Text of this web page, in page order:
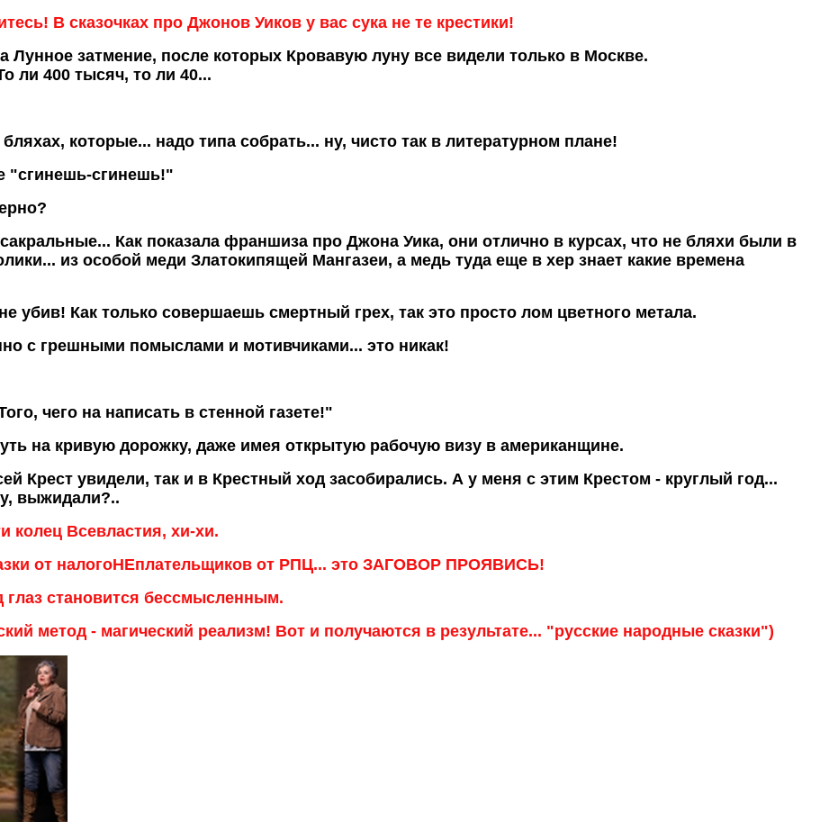
В сказочках про Джонов Уиков у вас сука не те крестики!
затмение, после которых Кровавую луну все видели только в Москве.
ли 400 тысяч, то ли 40...
которые... надо типа собрать... ну, чисто так в литературном плане!
"сгинешь-сгинешь!"
Как показала франшиза про Джона Уика, они отлично в курсах, что не бляхи были в
из особой меди Златокипящей Мангазеи, а медь туда еще в хер знает какие времена
убив! Как только совершаешь смертный грех, так это просто лом цветного метала.
с грешными помыслами и мотивчиками... это никак!
чего на написать в стенной газете!"
на кривую дорожку, даже имея открытую рабочую визу в американщине.
Крест увидели, так и в Крестный ход засобирались. А у меня с этим Крестом - круглый год...
выжидали?..
колец Всевластия, хи-хи.
от налогоНЕплательщиков от РПЦ... это ЗАГОВОР ПРОЯВИСЬ!
глаз становится бессмысленным.
метод - магический реализм! Вот и получаются в результате... "русские народные сказки")